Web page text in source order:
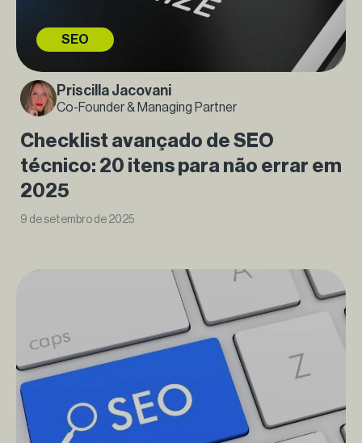
SEO
Priscilla Jacovani
Co-Founder & Managing Partner
Checklist avançado de SEO
técnico: 20 itens para não errar em
2025
9 de setembro de 2025